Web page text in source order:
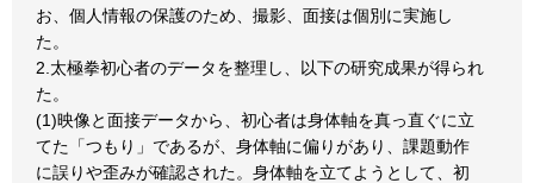
お、個人情報の保護のため、撮影、面接は個別に実施し
た。
2.太極拳初心者のデータを整理し、以下の研究成果が得られ
た。
(1)映像と面接データから、初心者は身体軸を真っ直ぐに立
てた「つもり」であるが、身体軸に偏りがあり、課題動作
に誤りや歪みが確認された。身体軸を立てようとして、初